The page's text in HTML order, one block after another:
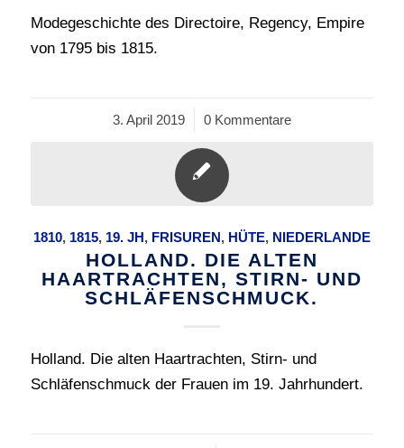
Modegeschichte des Directoire, Regency, Empire
von 1795 bis 1815.
3. April 2019
/ 0 Kommentare
1810, 1815, 19. JH, FRISUREN, HÜTE, NIEDERLANDE
HOLLAND. DIE ALTEN
HAARTRACHTEN, STIRN- UND
SCHLÄFENSCHMUCK.
Holland. Die alten Haartrachten, Stirn- und
Schläfenschmuck der Frauen im 19. Jahrhundert.